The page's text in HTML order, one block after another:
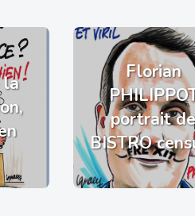
la
Florian
portrait
BISTRO